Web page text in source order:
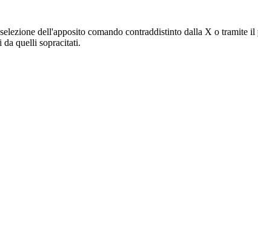
dell'apposito comando contraddistinto dalla X o tramite
da quelli sopracitati.